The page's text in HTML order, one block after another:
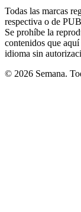
Todas las marcas
respectiva o de
Se prohíbe la
contenidos que
idioma sin
© 2026 Semana.